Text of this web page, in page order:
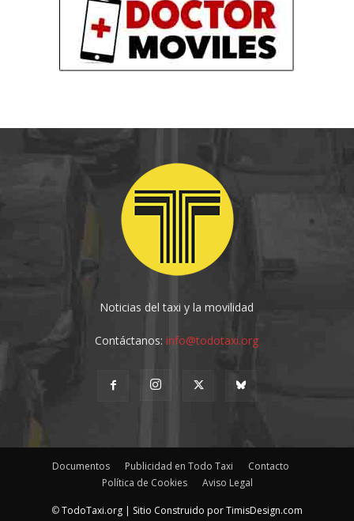
Noticias del taxi y la movilidad
Contáctanos:info@todotaxi.org
Documentos Publicidad en Todo Taxi
Contacto
Política de Cookies
Aviso Legal
©TodoTaxi.org | Sitio Construido porTimisDesign.com